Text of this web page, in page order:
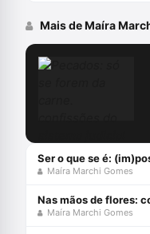
Mais de Maíra
Maíra Marchi Gomes
Maíra Marchi Gomes